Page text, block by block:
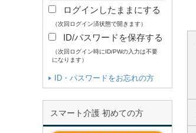
ログインしたままにする
（次回ログイン済状態で開きます）
ID/パスワードを保存する
（次回ログイン時にID/PWの入力は不要
になります）
ID・パスワードをお忘れの方
スマート介護 初めての方